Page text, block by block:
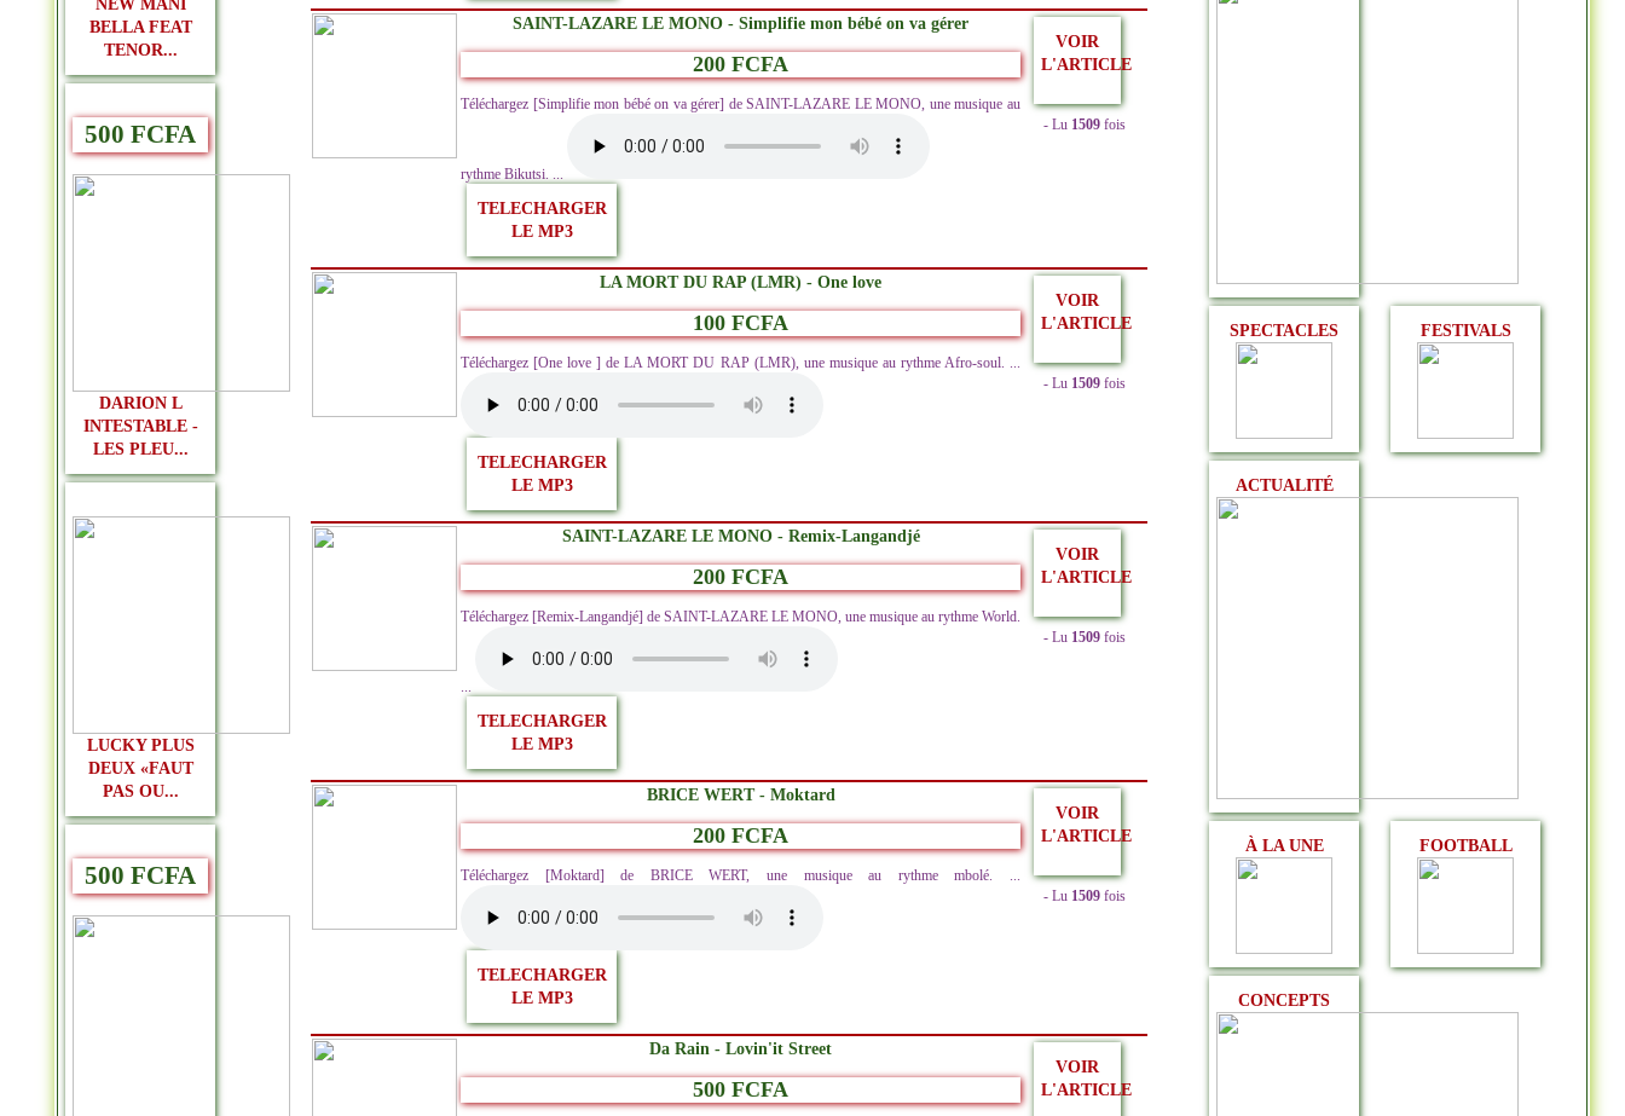
NEW MANI
BELLA FEAT
TENOR...
500 FCFA
DARION L
INTESTABLE -
LES PLEU...
LUCKY PLUS
DEUX «FAUT
PAS OU...
500 FCFA
SAINT-LAZARE LE MONO - Simplifie mon bébé on va gérer
200 FCFA
Téléchargez [Simplifie mon bébé on va gérer] de SAINT-LAZARE LE MONO, une musique au
rythme Bikutsi. ...
TELECHARGER
LE MP3
VOIR
L'ARTICLE
- Lu 1509 fois
LA MORT DU RAP (LMR) - One love
100 FCFA
Téléchargez [One love ] de LA MORT DU RAP (LMR), une musique au rythme Afro-soul. ...
TELECHARGER
LE MP3
VOIR
L'ARTICLE
- Lu 1509 fois
SAINT-LAZARE LE MONO - Remix-Langandjé
200 FCFA
Téléchargez [Remix-Langandjé] de SAINT-LAZARE LE MONO, une musique au rythme World.
...
TELECHARGER
LE MP3
VOIR
L'ARTICLE
- Lu 1509 fois
BRICE WERT - Moktard
200 FCFA
Téléchargez [Moktard] de BRICE WERT, une musique au rythme mbolé. ...
TELECHARGER
LE MP3
VOIR
L'ARTICLE
- Lu 1509 fois
Da Rain - Lovin'it Street
500 FCFA
VOIR
L'ARTICLE
SPECTACLES FESTIVALS
ACTUALITÉ
À LA UNE FOOTBALL
CONCEPTS